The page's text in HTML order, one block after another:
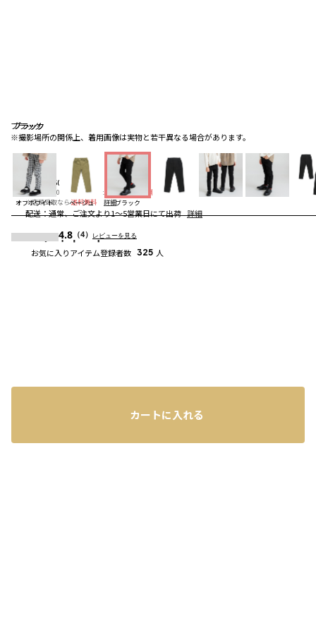
ブラック
※撮影場所の関係上、着用画像は実物と若干異なる場合があります。
ブラック
ブラック
オフホワイト ベージュ ブラック
コーディネート
送料 660円
※合計6,600円（税込）以上の購入で 送料無料
詳細
※店頭受取なら送料無料 詳細
配送：通常、ご注文より1～5営業日にて出荷 詳細
4.8 （4） レビューを見る
お気に入りアイテム登録者数 325 人
カートに入れる